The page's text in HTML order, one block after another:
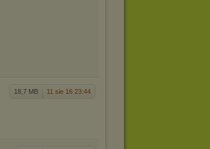
18,7 MB 11 sie 16 23:44